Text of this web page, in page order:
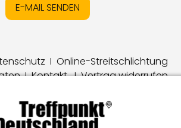
E-MAIL SENDEN
I Online-Streitschlichtung
IKontaktIVertrag widerrufen
© LW Medien GmbH